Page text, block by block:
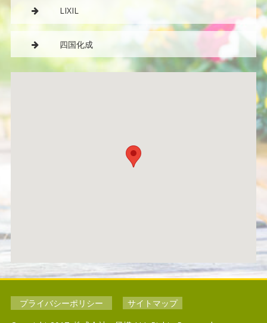
LIXIL
四国化成
プライバシーポリシー
サイトマップ